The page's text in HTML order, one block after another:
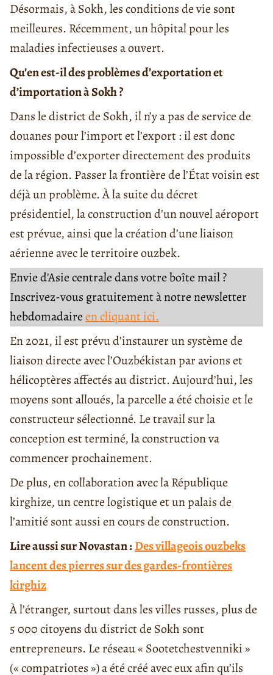
Désormais, à Sokh, les conditions de vie sont
meilleures. Récemment, un hôpital pour les
maladies infectieuses a ouvert.
Qu’en est-il des problèmes d’exportation et
d’importation à Sokh ?
Dans le district de Sokh, il n’y a pas de service de
douanes pour l’import et l’export : il est donc
impossible d’exporter directement des produits
de la région. Passer la frontière de l’État voisin est
déjà un problème. À la suite du décret
présidentiel, la construction d’un nouvel aéroport
est prévue, ainsi que la création d’une liaison
aérienne avec le territoire ouzbek.
Envie d'Asie centrale dans votre boîte mail ?
Inscrivez-vous gratuitement à notre newsletter
hebdomadaireen cliquant ici.
En 2021, il est prévu d’instaurer un système de
liaison directe avec l’Ouzbékistan par avions et
hélicoptères affectés au district. Aujourd’hui, les
moyens sont alloués, la parcelle a été choisie et le
constructeur sélectionné. Le travail sur la
conception est terminé, la construction va
commencer prochainement.
De plus, en collaboration avec la République
kirghize, un centre logistique et un palais de
l’amitié sont aussi en cours de construction.
Lire aussi sur Novastan :Des villageois ouzbeks
lancent des pierres sur des gardes-frontières
kirghiz
À l’étranger, surtout dans les villes russes, plus de
5 000 citoyens du district de Sokh sont
entrepreneurs. Le réseau « Sootetchestvenniki »
(« compatriotes ») a été créé avec eux afin qu’ils